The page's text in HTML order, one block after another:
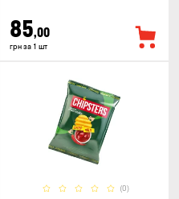
85,00
грн за 1 шт
(0)